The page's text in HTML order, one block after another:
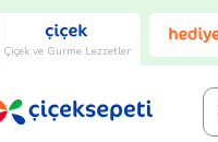
Çiçek ve Gurme Lezzetler